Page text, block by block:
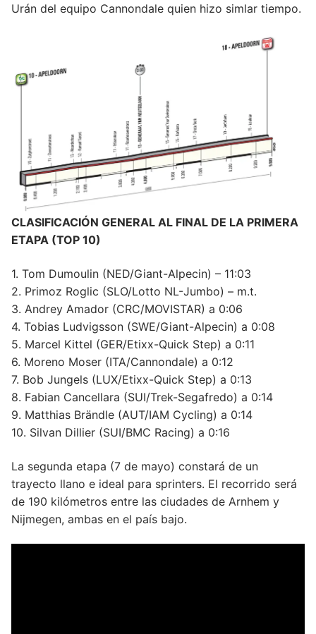
Urán del equipo Cannondale quien hizo simlar tiempo.
CLASIFICACIÓN GENERAL AL FINAL DE LA PRIMERA
ETAPA (TOP 10)
1. Tom Dumoulin (NED/Giant-Alpecin) – 11:03
2. Primoz Roglic (SLO/Lotto NL-Jumbo) – m.t.
3. Andrey Amador (CRC/MOVISTAR) a 0:06
4. Tobias Ludvigsson (SWE/Giant-Alpecin) a 0:08
5. Marcel Kittel (GER/Etixx-Quick Step) a 0:11
6. Moreno Moser (ITA/Cannondale) a 0:12
7. Bob Jungels (LUX/Etixx-Quick Step) a 0:13
8. Fabian Cancellara (SUI/Trek-Segafredo) a 0:14
9. Matthias Brändle (AUT/IAM Cycling) a 0:14
10. Silvan Dillier (SUI/BMC Racing) a 0:16
La segunda etapa (7 de mayo) constará de un
trayecto llano e ideal para sprinters. El recorrido será
de 190 kilómetros entre las ciudades de Arnhem y
Nijmegen, ambas en el país bajo.